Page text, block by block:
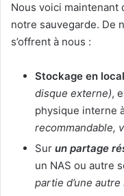
Nous voici maintenant
notre sauvegarde. De
s’offrent à nous :
Stockage en local
disque externe),
physique interne
recommandable,
Sur un partage
un NAS ou autre
partie d’une